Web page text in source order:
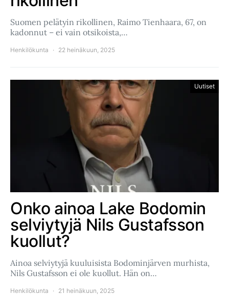
Suomen pelätyin rikollinen, Raimo Tienhaara, 67, on
kadonnut – ei vain otsikoista,…
Henkilökunta 22 heinäkuun, 2025
Uutiset
Onko ainoa Lake Bodomin
selviytyjä Nils Gustafsson
kuollut?
Ainoa selviytyjä kuuluisista Bodominjärven murhista,
Nils Gustafsson ei ole kuollut. Hän on…
Henkilökunta 21 heinäkuun, 2025